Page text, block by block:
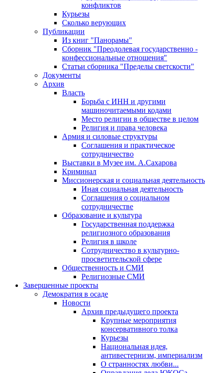
конфликтов
Курьезы
Сколько верующих
Публикации
Из книг "Панорамы"
Сборник "Преодолевая государственно -
конфессиональные отношения"
Статьи сборника "Пределы светскости"
Документы
Архив
Власть
Борьба с ИНН и другими
машиночитаемыми кодами
Место религии в обществе в целом
Религия и права человека
Армия и силовые структуры
Соглашения и практическое
сотрудничество
Выставки в Музее им. А.Сахарова
Криминал
Миссионерская и социальная деятельность
Иная социальная деятельность
Соглашения о социальном
сотрудничестве
Образование и культура
Государственная поддержка
религиозного образования
Религия в школе
Сотрудничество в культурно-
просветительской сфере
Общественность и СМИ
Религиозные СМИ
Завершенные проекты
Демократия в осаде
Новости
Архив предыдущего проекта
Крупные мероприятия
консервативного толка
Курьезы
Национальная идея,
антивестернизм, империализм
О странностях любви...